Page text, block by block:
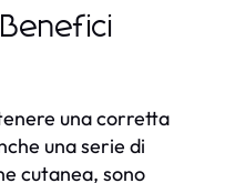
una corretta
una serie di
cutanea, sono